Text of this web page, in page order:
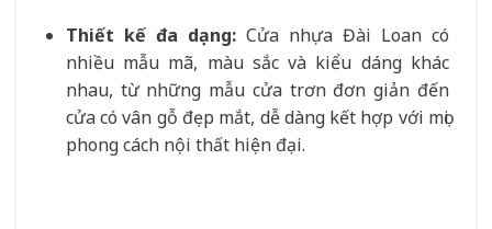
Thiết kế đa dạng:Cửa nhựa Đài Loan có
nhiều mẫu mã, màu sắc và kiểu dáng khác
nhau, từ những mẫu cửa trơn đơn giản đến
cửa có vân gỗ đẹp mắt, dễ dàng kết hợp với mọi
phong cách nội thất hiện đại.